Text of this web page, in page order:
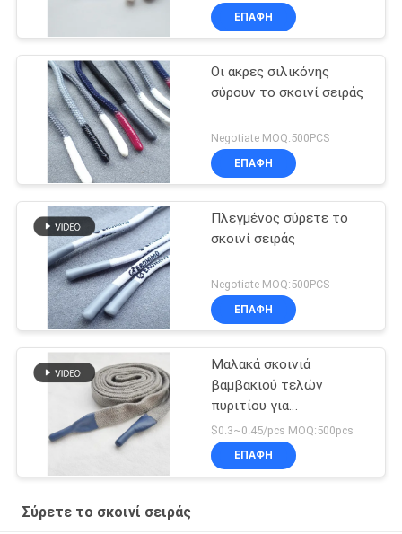
ΕΠΑΦΉ
Οι άκρες σιλικόνης
σύρουν το σκοινί σειράς
Negotiate MOQ:500PCS
ΕΠΑΦΉ
Πλεγμένος σύρετε το
σκοινί σειράς
Negotiate MOQ:500PCS
ΕΠΑΦΉ
Μαλακά σκοινιά
βαμβακιού τελών
πυριτίου για
προσαρμοσμένες τις
μπλούζες άκρες
σιλικόνης
$0.3~0.45/pcs MOQ:500pcs
ΕΠΑΦΉ
Σύρετε το σκοινί σειράς